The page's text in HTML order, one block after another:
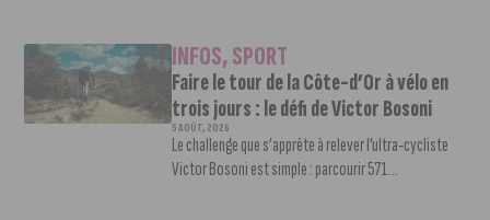
INFOS,SPORT
Faire le tour de la Côte-d’Or à vélo en
trois jours : le défi de Victor Bosoni
5 AOÛT, 2026
Le challenge que s’apprête à relever l’ultra-cycliste
Victor Bosoni est simple : parcourir 571...